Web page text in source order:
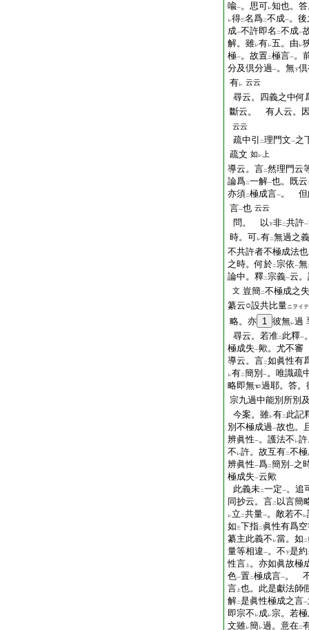
喩一。思可レ知也。
レ得三名爲二不成一。
成一不許即名 二不成一
解。雖レ有レ五。由 レ
極一。故置二極言一。
分及倶分過一。無下
有レ 云云
尋云。四義之中何
斷云。 有人云。
云云
疏中引 二理門文一之
疏文 如 レ 上
導云。言二然理門云
論爲二一解一也。既云
亦須二極成言一。 但
言一也 云云
問。 以下非二共許一
時。可レ有二無過之義
不共許者不極成法
之時。何於二宗依一無
論中。釋二宗義一云
文 豈簡二不極成之失
纂云○設共比量ニヲイテ
略。亦 1 彼無レ過
尋云。若准二 此釋一
極成失一歟。尤不審
導云。言二如眞性有
レ有二簡別 一。唯識疏
略即無
過耶。答。
宗九過中能別所別
今案。雖レ有二 此記
別不極成過一故也。
辨眞性一。護法不 レ
不 レ許。故互有二不
辨眞性一爲二簡別 一之
極成失一云歟
此義未二一定一。追
同抄云。言二 以言簡
レ立 二共量一。敵若不 レ
如三下指二 眞性有爲
纂主此義不 レ當。如 二
量等相違一。不下是約
性言 上 。亦如眞故極
色一置二極成言一。
言 上也。此是獻法師
解二是眞性極成之言一
即宗不 レ成レ宗。若
文雖レ簡レ過。意在二